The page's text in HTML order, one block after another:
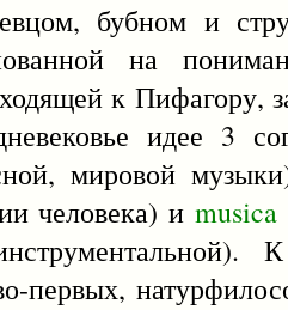
бубном и
на
к Пифагору,
идее 3
мировой
человека) и musica
первых,